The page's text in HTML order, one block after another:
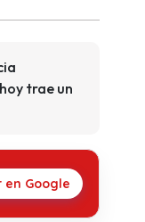
trae un
en Google